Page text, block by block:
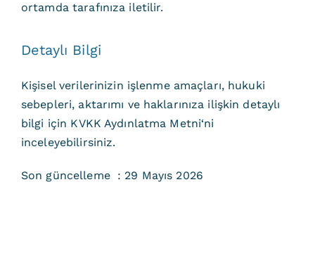
ortamda tarafınıza iletilir.
Detaylı Bilgi
Kişisel verilerinizin işlenme amaçları, hukuki
sebepleri, aktarımı ve haklarınıza ilişkin detaylı
bilgi için KVKK Aydınlatma Metni‘ni
inceleyebilirsiniz.
Son güncelleme : 29 Mayıs 2026